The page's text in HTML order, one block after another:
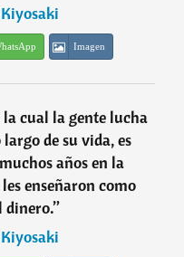
Imagen
cual la gente lucha
de su vida, es
años en la
enseñaron como
dinero.”